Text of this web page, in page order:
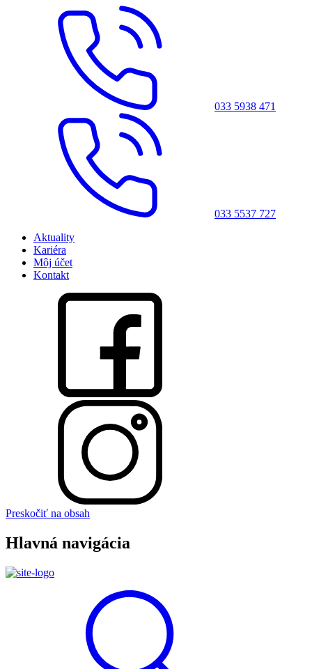
033 5938 471
033 5537 727
Aktuality
Kariéra
Môj účet
Kontakt
Preskočiť na obsah
Hlavná navigácia